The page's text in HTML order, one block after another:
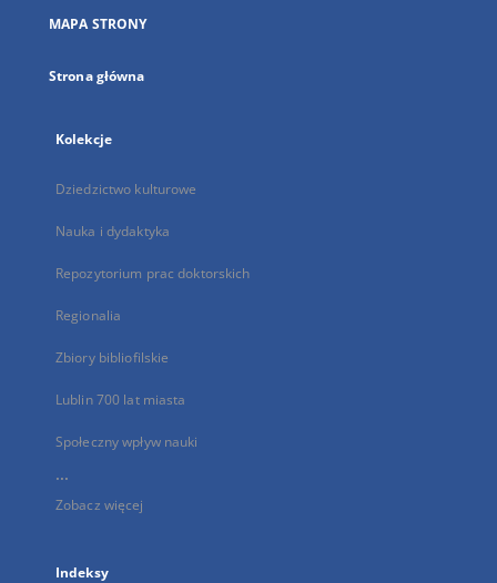
karcie
MAPA STRONY
Strona główna
Kolekcje
Dziedzictwo kulturowe
Nauka i dydaktyka
Repozytorium prac doktorskich
Regionalia
Zbiory bibliofilskie
Lublin 700 lat miasta
Społeczny wpływ nauki
...
Zobacz więcej
Indeksy